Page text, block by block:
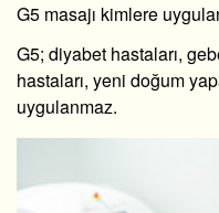
G5 masajı kimlere
G5; diyabet hastaları,
hastaları, yeni doğum
uygulanmaz.